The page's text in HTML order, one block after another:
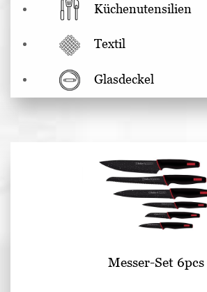
Küchenutensilien
Textil
Glasdeckel
Messer-Set 6pcs